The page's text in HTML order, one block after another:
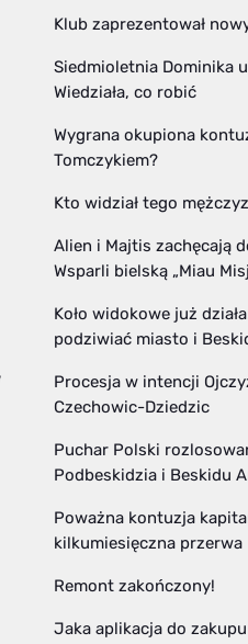
Klub zaprezentował
Siedmioletnia Dominika
Wiedziała, co robić
Wygrana okupiona
Tomczykiem?
Kto widział tego
Alien i Majtis zachęcają
Wsparli bielską „Miau
Koło widokowe już
podziwiać miasto i
Procesja w intencji
Czechowic-Dziedzic
Puchar Polski
Podbeskidzia i Beskidu
Poważna kontuzja
kilkumiesięczna przerwa
Remont zakończony!
Jaka aplikacja do